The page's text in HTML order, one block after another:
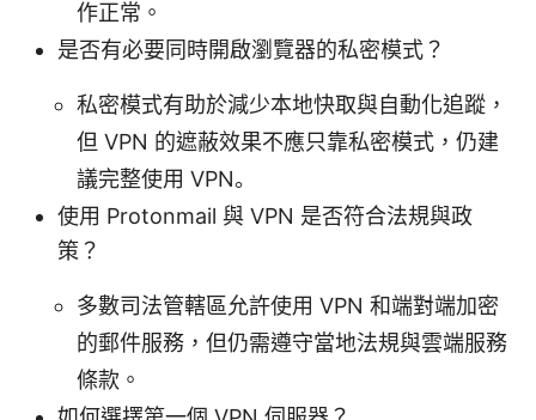
作正常。
是否有必要同時開啟瀏覽器的私密模式？
私密模式有助於減少本地快取與自動化追蹤，
但 VPN 的遮蔽效果不應只靠私密模式，仍建
議完整使用 VPN。
使用 Protonmail 與 VPN 是否符合法規與政
策？
多數司法管轄區允許使用 VPN 和端對端加密
的郵件服務，但仍需遵守當地法規與雲端服務
條款。